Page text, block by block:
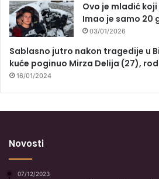
Ovo je mladić
Imao je samo 20
03/01/2026
Sablasno jutro nakon tragedije u
kuće poginuo Mirza Delija (27),
16/01/2024
Novosti
07/12/2023